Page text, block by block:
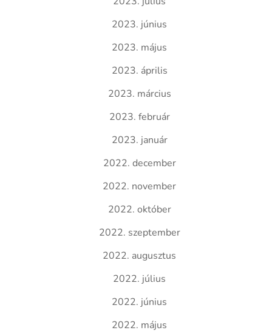
2023. június
2023. május
2023. április
2023. március
2023. február
2023. január
2022. december
2022. november
2022. október
2022. szeptember
2022. augusztus
2022. július
2022. június
2022. május